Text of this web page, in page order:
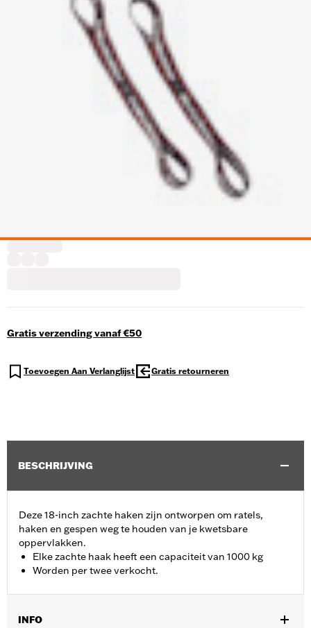
Gratis verzending vanaf €50
Toevoegen Aan Verlanglijst Gratis retourneren
BESCHRIJVING
Deze 18-inch zachte haken zijn ontworpen om ratels,
haken en gespen weg te houden van je kwetsbare
oppervlakken.
Elke zachte haak heeft een capaciteit van 1000 kg
Worden per twee verkocht.
INFO